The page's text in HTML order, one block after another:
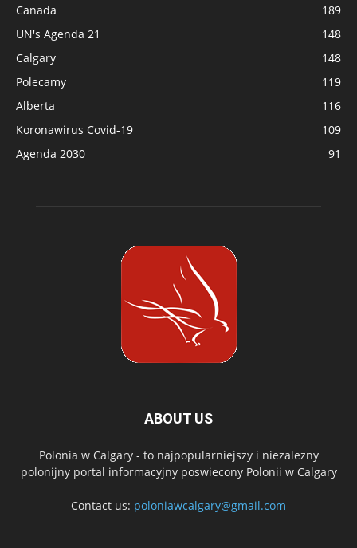
Canada
189
UN's Agenda 21
148
Calgary
148
Polecamy
119
Alberta
116
Koronawirus Covid-19
109
Agenda 2030
91
ABOUT US
Polonia w Calgary - to najpopularniejszy i niezalezny
polonijny portal informacyjny poswiecony Polonii w Calgary
Contact us: poloniawcalgary@gmail.com